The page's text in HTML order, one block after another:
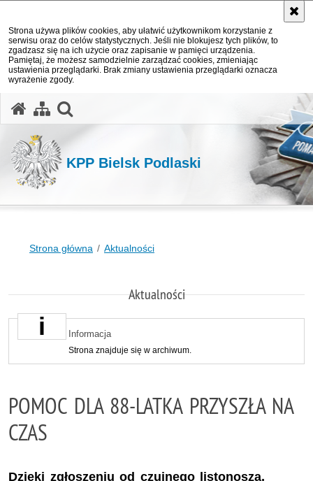
Strona używa plików cookies, aby ułatwić użytkownikom korzystanie z
serwisu oraz do celów statystycznych. Jeśli nie blokujesz tych plików, to
zgadzasz się na ich użycie oraz zapisanie w pamięci urządzenia.
Pamiętaj, że możesz samodzielnie zarządzać cookies, zmieniając
ustawienia przeglądarki. Brak zmiany ustawienia przeglądarki oznacza
wyrażenie zgody.
KPP Bielsk Podlaski
Strona główna Aktualności
Aktualności
Informacja
Strona znajduje się w archiwum.
POMOC DLA 88-LATKA PRZYSZŁA NA
CZAS
Dzięki zgłoszeniu od czujnego listonosza,